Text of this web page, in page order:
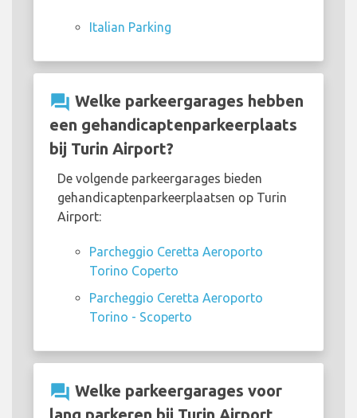
Italian Parking
question_answer Welke parkeergarages hebben
een gehandicaptenparkeerplaats
bij Turin Airport?
De volgende parkeergarages bieden
gehandicaptenparkeerplaatsen op Turin
Airport:
Parcheggio Ceretta Aeroporto
Torino Coperto
Parcheggio Ceretta Aeroporto
Torino - Scoperto
question_answer Welke parkeergarages voor
lang parkeren bij Turin Airport